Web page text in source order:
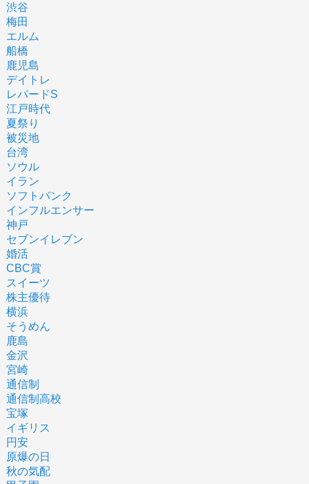
渋谷
梅田
エルム
船橋
鹿児島
デイトレ
レパードS
江戸時代
夏祭り
被災地
台湾
ソウル
イラン
ソフトバンク
インフルエンサー
神戸
セブンイレブン
婚活
CBC賞
スイーツ
株主優待
横浜
そうめん
鹿島
金沢
宮崎
通信制
通信制高校
宝塚
イギリス
円安
原爆の日
秋の気配